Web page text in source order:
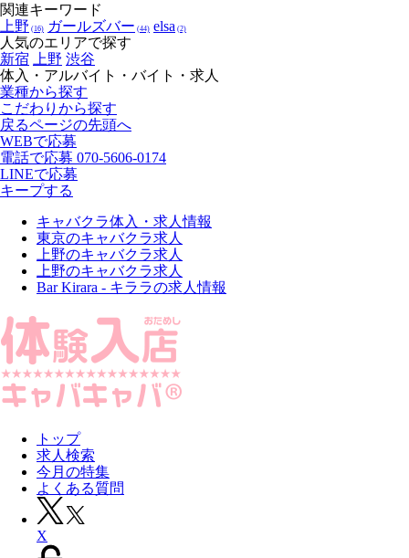
関連キーワード
上野 (16) ガールズバー (44) elsa (2)
人気のエリアで探す
新宿
上野 渋谷
体入・アルバイト・バイト・求人
業種から探す
こだわりから探す
戻るページの先頭へ
WEBで応募
電話で応募 070-5606-0174
LINEで応募
キープする
キャバクラ体入・求人情報
東京のキャバクラ求人
上野のキャバクラ求人
上野のキャバクラ求人
Bar Kirara - キララの求人情報
トップ
求人検索
今月の特集
よくある質問
X